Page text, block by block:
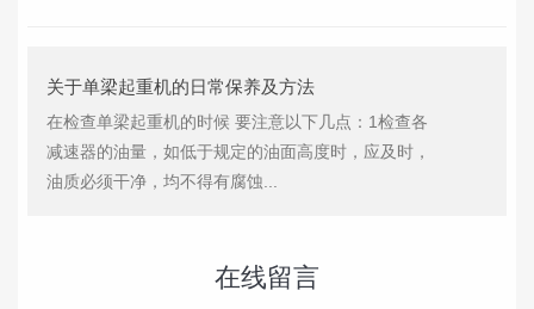
关于单梁起重机的日常保养及方法
在检查单梁起重机的时候 要注意以下几点：1检查各
减速器的油量，如低于规定的油面高度时，应及时，
油质必须干净，均不得有腐蚀...
在线留言